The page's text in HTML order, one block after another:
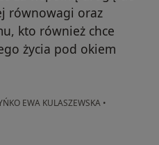
równowagi oraz
kto również chce
życia pod okiem
EWA KULASZEWSKA •